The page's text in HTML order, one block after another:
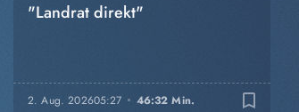
"Landrat direkt"
2. Aug. 202605:27 46:32 Min. bookmark_border